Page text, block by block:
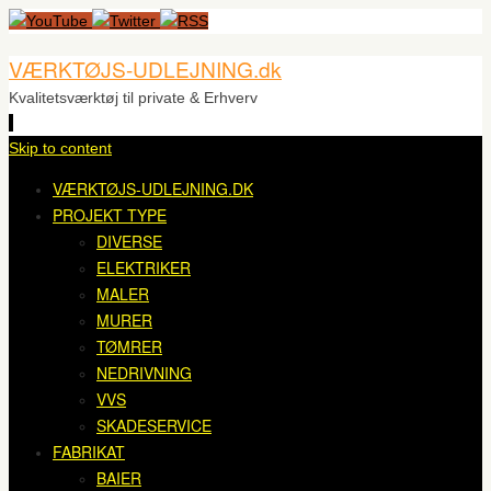
VÆRKTØJS-UDLEJNING.dk
Kvalitetsværktøj til private & Erhverv
Skip to content
VÆRKTØJS-UDLEJNING.DK
PROJEKT TYPE
DIVERSE
ELEKTRIKER
MALER
MURER
TØMRER
NEDRIVNING
VVS
SKADESERVICE
FABRIKAT
BAIER